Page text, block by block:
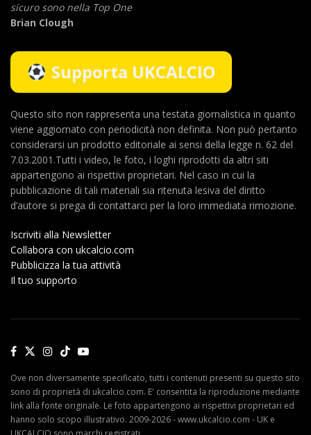
sicuro sono nella Top One
Brian Clough
Supporta UKCALCIO
Questo sito non rappresenta una testata giornalistica in quanto
viene aggiornato con periodicità non definita. Non può pertanto
considerarsi un prodotto editoriale ai sensi della legge n. 62 del
7.03.2001.Tutti i video, le foto, i loghi riprodotti da altri siti
appartengono ai rispettivi proprietari. Nel caso in cui la
pubblicazione di tali materiali sia ritenuta lesiva del diritto
d’autore si prega di contattarci per la loro immediata rimozione.
Iscriviti alla Newsletter
Collabora con ukcalcio.com
Pubblicizza la tua attività
Il tuo supporto
Ove non diversamente specificato, tutti i contenuti presenti su questo sito
sono di proprietà di ukcalcio.com. E' consentita la riproduzione mediante
link alla fonte originale. Le foto appartengono ai rispettivi proprietari ed
hanno solo scopo illustrativo. 2009-2026 - www.ukcalcio.com - UK e